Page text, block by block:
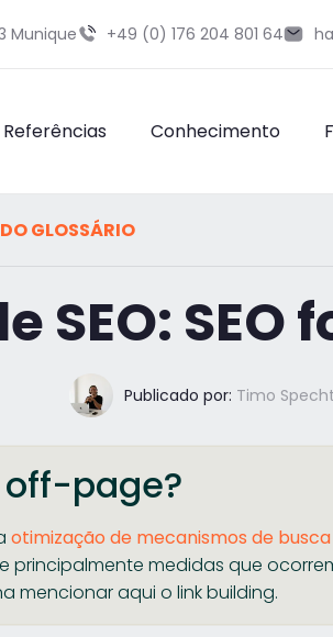
Munique +49 (0) 176 204 801 64
Referências Conhecimento
GLOSSÁRIO
SEO:
Publicado por: Timo Specht
off-page?
otimização de mecanismos de busca
principalmente medidas que
mencionar aqui o link building.